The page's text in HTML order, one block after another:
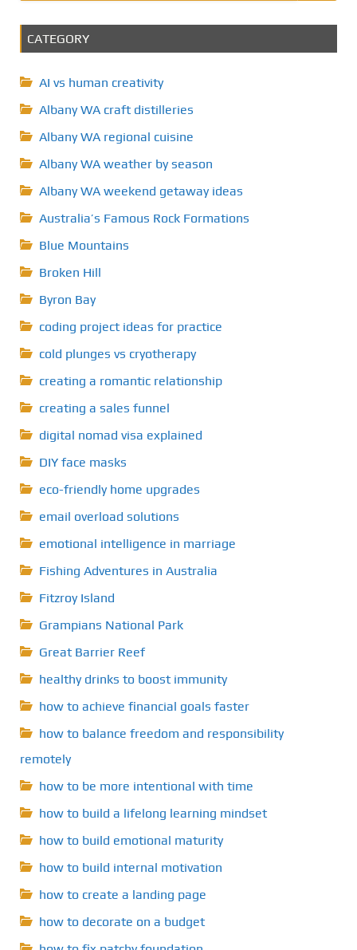
CATEGORY
AI vs human creativity
Albany WA craft distilleries
Albany WA regional cuisine
Albany WA weather by season
Albany WA weekend getaway ideas
Australia’s Famous Rock Formations
Blue Mountains
Broken Hill
Byron Bay
coding project ideas for practice
cold plunges vs cryotherapy
creating a romantic relationship
creating a sales funnel
digital nomad visa explained
DIY face masks
eco-friendly home upgrades
email overload solutions
emotional intelligence in marriage
Fishing Adventures in Australia
Fitzroy Island
Grampians National Park
Great Barrier Reef
healthy drinks to boost immunity
how to achieve financial goals faster
how to balance freedom and responsibility
remotely
how to be more intentional with time
how to build a lifelong learning mindset
how to build emotional maturity
how to build internal motivation
how to create a landing page
how to decorate on a budget